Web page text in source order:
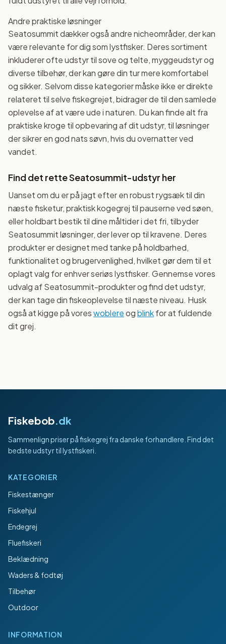
Andre praktiske løsninger
Seatosummit dækker også andre nicheområder, der kan
være relevante for dig som lystfisker. Deres sortiment
inkluderer ofte udstyr til sove og telte, myggeudstyr og
diverse tilbehør, der kan gøre din tur mere komfortabel
og sikker. Selvom disse kategorier måske ikke er direkte
relateret til selve fiskegrejet, bidrager de til den samlede
oplevelse af at være ude i naturen. Du kan finde alt fra
praktiske kroge til opbevaring af dit udstyr, til løsninger
der sikrer en god nats søvn, hvis du overnatter ved
vandet.
Find det rette Seatosummit-udstyr her
Uanset om du er på jagt efter en robust rygsæk til din
næste fisketur, praktisk kogegrej til pauserne ved søen,
eller holdbart bestik til dine måltider i det fri, tilbyder
Seatosummit løsninger, der lever op til kravene. Deres
produkter er designet med tanke på holdbarhed,
funktionalitet og brugervenlighed, hvilket gør dem til et
oplagt valg for enhver seriøs lystfisker. Gennemse vores
udvalg af Seatosummit-produkter og find det udstyr,
der kan tage din fiskeoplevelse til næste niveau. Husk
også at kigge på voreswoblereogblinkfor at fuldende
dit grej.
Fiskebob.dk
Sammenlign priser på fiskegrej fra danske forhandlere. Find det
bedste udstyr til lystfiskeri.
KATEGORIER
Fiskestænger
Fiskehjul
Endegrej
Fluefiskeri
Beklædning
Waders & fodtøj
Tilbehør
Outdoor
INFORMATION